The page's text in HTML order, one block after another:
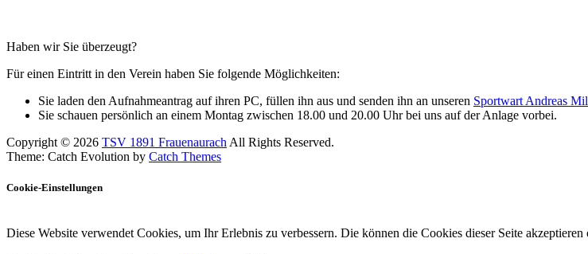
Haben wir Sie überzeugt?
Für einen Eintritt in den Verein haben Sie folgende Möglichkeiten:
Sie laden den Aufnahmeantrag auf ihren PC, füllen ihn aus und senden ihn an unseren Sportwart Andreas
Sie schauen persönlich an einem Montag zwischen 18.00 und 20.00 Uhr bei uns auf der Anlage vorbei.
Copyright © 2026 TSV 1891 Frauenaurach All Rights Reserved.
Theme: Catch Evolution by Catch Themes
Cookie-Einstellungen
Diese Website verwendet Cookies, um Ihr Erlebnis zu verbessern. Die können die Cookies dieser Seite